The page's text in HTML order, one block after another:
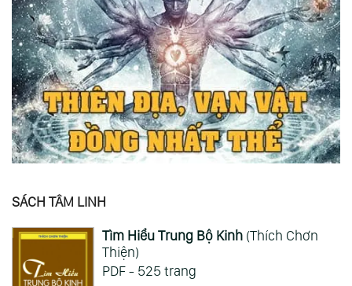
SÁCH TÂM LINH
Tìm Hiểu Trung Bộ Kinh(Thích Chơn
Thiện)
PDF - 525 trang